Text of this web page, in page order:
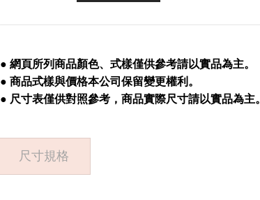
● 網頁所列商品顏色、式樣僅供參考請以實品為主。
● 商品式樣與價格本公司保留變更權利。
● 尺寸表僅供對照參考，商品實際尺寸請以實品為主。
尺寸規格